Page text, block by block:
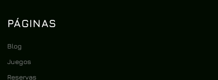
PÁGINAS
Blog
Juegos
Reservas